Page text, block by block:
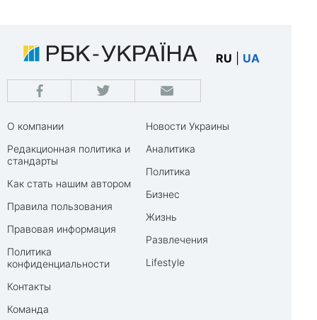
RU UA
О компании
Редакционная политика и
стандарты
Как стать нашим автором
Правила пользования
Правовая информация
Политика
конфиденциальности
Контакты
Команда
Новости Украины
Аналитика
Политика
Бизнес
Жизнь
Развлечения
Lifestyle